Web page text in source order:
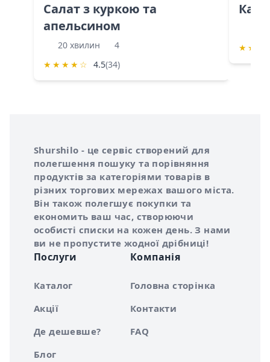
Салат з куркою та
апельсином
20 хвилин
4
★ ★ ★ ★ ☆ 4.5(34)
★ ★
Про сервіс Shurshilo
Shurshilo - це сервіс створений для
полегшення пошуку та порівняння
продуктів за категоріями товарів в
різних торгових мережах вашого міста.
Він також полегшує покупки та
економить ваш час, створюючи
особисті списки на кожен день. З нами
ви не пропустите жодної дрібниці!
Послуги
Каталог
Акції
Де дешевше?
Блог
Компанія
Головна сторінка
Контакти
FAQ